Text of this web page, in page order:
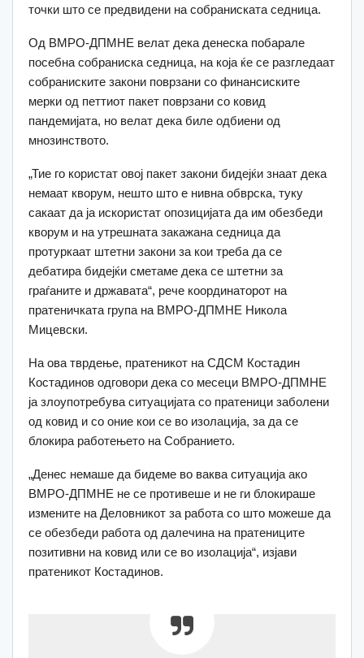
точки што се предвидени на собраниската седница.
Од ВМРО-ДПМНЕ велат дека денеска побарале
посебна собраниска седница, на која ќе се разгледаат
собраниските закони поврзани со финансиските
мерки од петтиот пакет поврзани со ковид
пандемијата, но велат дека биле одбиени од
мнозинството.
„Тие го користат овој пакет закони бидејќи знаат дека
немаат кворум, нешто што е нивна обврска, туку
сакаат да ја искористат опозицијата да им обезбеди
кворум и на утрешната закажана седница да
протуркаат штетни закони за кои треба да се
дебатира бидејќи сметаме дека се штетни за
граѓаните и државата“, рече координаторот на
пратеничката група на ВМРО-ДПМНЕ Никола
Мицевски.
На ова тврдење, пратеникот на СДСМ Костадин
Костадинов одговори дека со месеци ВМРО-ДПМНЕ
ја злоупотребува ситуацијата со пратеници заболени
од ковид и со оние кои се во изолација, за да се
блокира работењето на Собранието.
„Денес немаше да бидеме во ваква ситуација ако
ВМРО-ДПМНЕ не се противеше и не ги блокираше
измените на Деловникот за работа со што можеше да
се обезбеди работа од далечина на пратениците
позитивни на ковид или се во изолација“, изјави
пратеникот Костадинов.